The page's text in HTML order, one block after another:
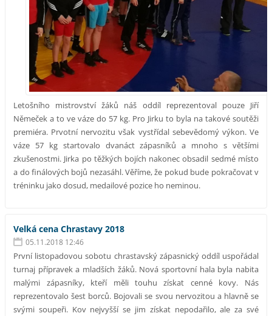
Letošního mistrovství žáků náš oddíl reprezentoval pouze Jiří
Němeček a to ve váze do 57 kg. Pro Jirku to byla na takové soutěži
premiéra. Prvotní nervozitu však vystřídal sebevědomý výkon. Ve
váze 57 kg startovalo dvanáct zápasníků a mnoho s většími
zkušenostmi. Jirka po těžkých bojích nakonec obsadil sedmé místo
a do finálových bojů nezasáhl. Věříme, že pokud bude pokračovat v
tréninku jako dosud, medailové pozice ho neminou.
Velká cena Chrastavy 2018
05.11.2018 12:46
První listopadovou sobotu chrastavský zápasnický oddíl uspořádal
turnaj přípravek a mladších žáků. Nová sportovní hala byla nabita
malými zápasníky, kteří měli touhu získat cenné kovy. Nás
reprezentovalo šest borců. Bojovali se svou nervozitou a hlavně se
svými soupeři. Kov nejvyšší se jim získat nepodařilo, ale za své